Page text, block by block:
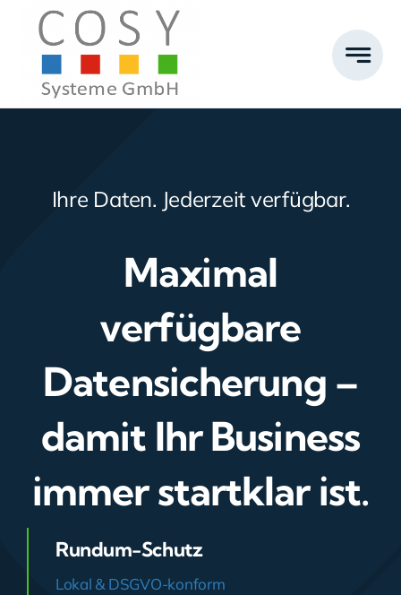
Ihre Daten. Jederzeit verfügbar.
Maximal
verfügbare
Datensicherung –
damit Ihr Business
immer startklar ist.
Rundum-Schutz
Lokal & DSGVO-konform